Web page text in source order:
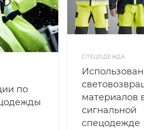
по
СПЕЦОДЕЖДА
материалов
сигнальной
спецодежде